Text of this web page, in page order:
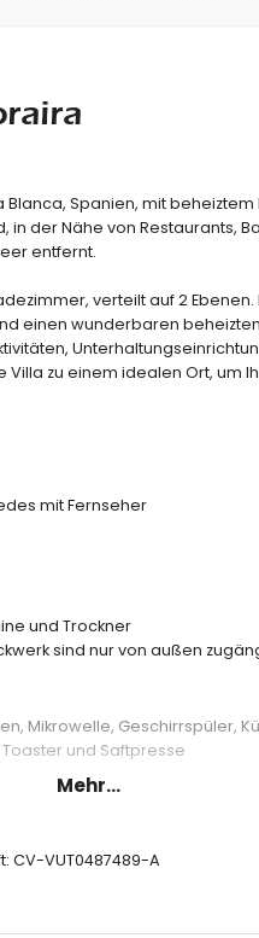
Spanien, mit beheiztem
der Nähe von Restaurants,
entfernt.
verteilt auf 2
einen wunderbaren
zu einem idealen Ort, um
mit Fernseher
und Trockner
sind nur von außen
Mikrowelle, Geschirrspüler,
und Saftpresse
(190 x 135 cm)
Mehr...
CV-VUT0487489-A